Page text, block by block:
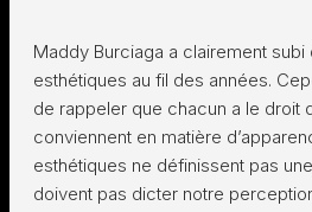
Maddy Burciaga a clairement
esthétiques au fil des années.
de rappeler que chacun a le droit
conviennent en matière
esthétiques ne définissent pas
doivent pas dicter notre